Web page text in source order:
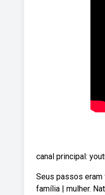
canal principal:
Seus passos eram
família | mulher.